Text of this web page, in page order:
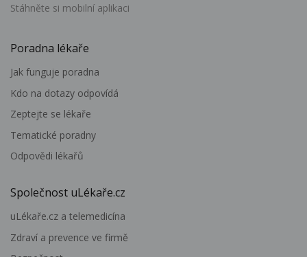
Stáhněte si mobilní aplikaci
Poradna lékaře
Jak funguje poradna
Kdo na dotazy odpovídá
Zeptejte se lékaře
Tematické poradny
Odpovědi lékařů
Společnost uLékaře.cz
uLékaře.cz a telemedicína
Zdraví a prevence ve firmě